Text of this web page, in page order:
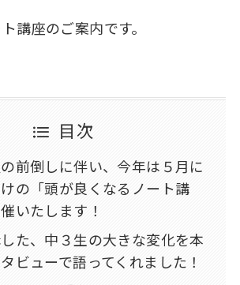
講座のご案内です。
目次
前倒しに伴い、今年は５月に
の「頭が良くなるノート講
いたします！
た、中３生の大きな変化を本
ビューで語ってくれました！